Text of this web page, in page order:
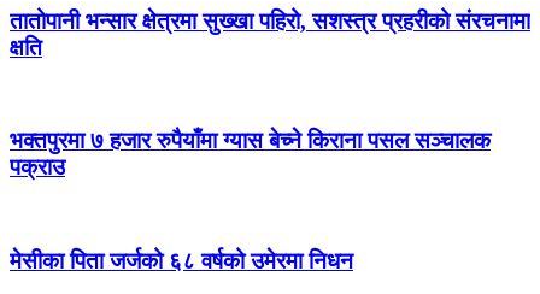
तातोपानी भन्सार क्षेत्रमा सुख्खा पहिरो, सशस्त्र प्रहरीको संरचनामा
क्षति
भक्तपुरमा ७ हजार रुपैयाँमा ग्यास बेच्ने किराना पसल सञ्चालक
पक्राउ
मेसीका पिता जर्जको ६८ वर्षको उमेरमा निधन